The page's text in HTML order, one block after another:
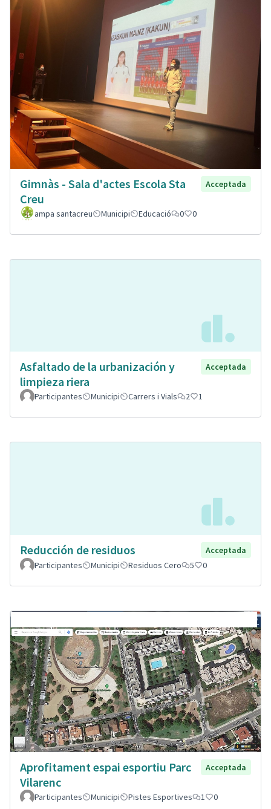
Gimnàs - Sala d'actes Escola Sta
Creu
Acceptada
ampa santacreu Municipi Educació 0 0
Asfaltado de la urbanización y
limpieza riera
Acceptada
Participantes Municipi Carrers i Vials 2 1
Reducción de residuos
Acceptada
Participantes
Municipi Residuos Cero 5 0
Aprofitament espai esportiu Parc
Vilarenc
Acceptada
Participantes Municipi Pistes Esportives 1 0